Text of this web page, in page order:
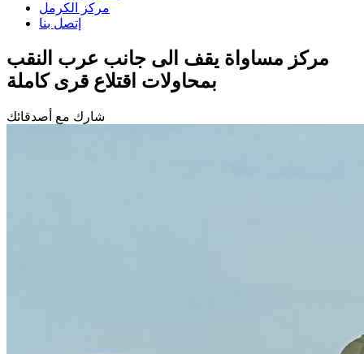
مركز الكرمل
إتصل بنا
مركز مساواة يقف الى جانب عرب النقب
بمحاولات اقتلاع قرى كاملة
شارك مع أصدقائك